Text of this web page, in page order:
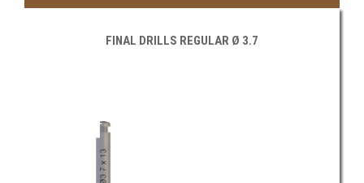
FINAL DRILLS REGULAR Ø 3.7